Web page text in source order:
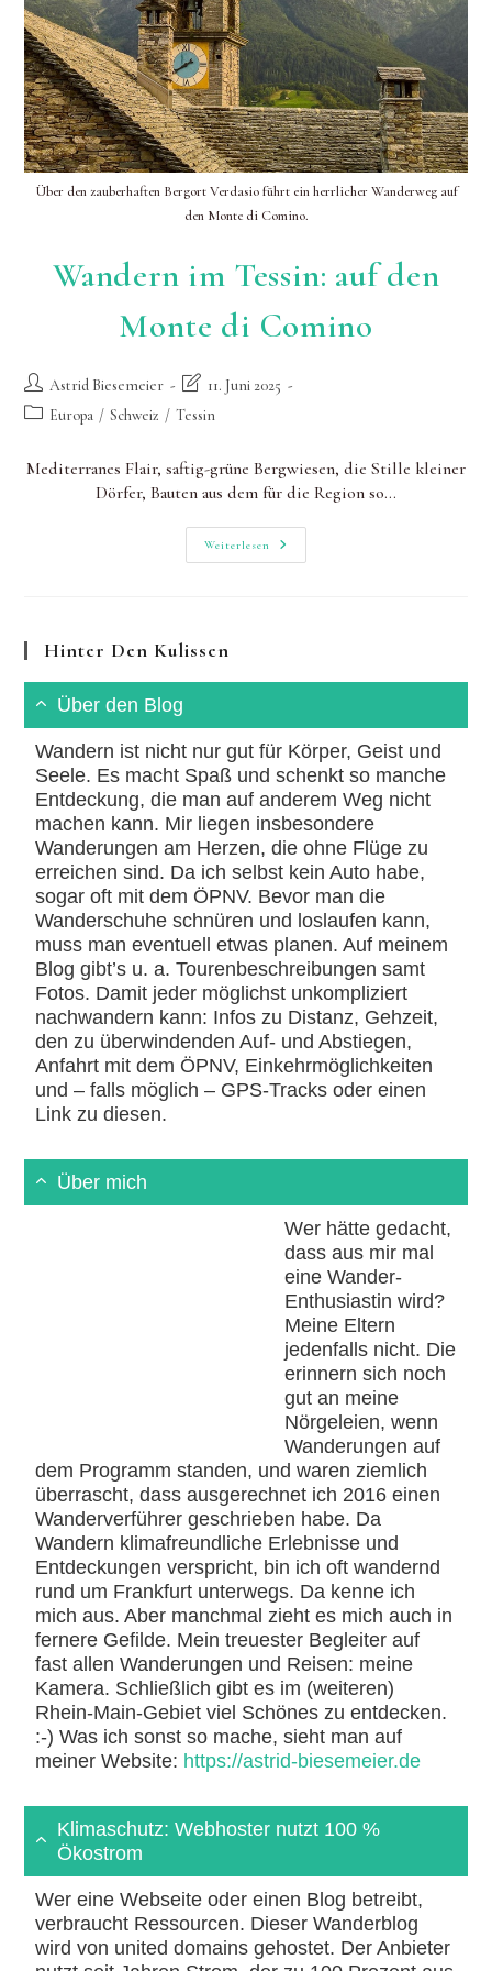
Über den zauberhaften Bergort Verdasio führt ein herrlicher Wanderweg auf
den Monte di Comino.
Wandern im Tessin: auf den
Monte di Comino
Beitrags-
Autor:
Astrid Biesemeier
Beitrag
zuletzt
11. Juni 2025
Beitrags-
Europa / Schweiz / Tessin
Mediterranes Flair, saftig-grüne Bergwiesen, die Stille kleiner
Dörfer, Bauten aus dem für die Region so…
Weiterlesen
Wandern
Im
Hinter Den Kulissen
Über den Blog
Wandern ist nicht nur gut für Körper, Geist und
Seele. Es macht Spaß und schenkt so manche
Entdeckung, die man auf anderem Weg nicht
machen kann. Mir liegen insbesondere
Wanderungen am Herzen, die ohne Flüge zu
erreichen sind. Da ich selbst kein Auto habe,
sogar oft mit dem ÖPNV. Bevor man die
Wanderschuhe schnüren und loslaufen kann,
muss man eventuell etwas planen. Auf meinem
Blog gibt’s u. a. Tourenbeschreibungen samt
Fotos. Damit jeder möglichst unkompliziert
nachwandern kann: Infos zu Distanz, Gehzeit,
den zu überwindenden Auf- und Abstiegen,
Anfahrt mit dem ÖPNV, Einkehrmöglichkeiten
und – falls möglich – GPS-Tracks oder einen
Link zu diesen.
Über mich
Wer hätte gedacht,
dass aus mir mal
eine Wander-
Enthusiastin wird?
Meine Eltern
jedenfalls nicht. Die
erinnern sich noch
gut an meine
Nörgeleien, wenn
Wanderungen auf
dem Programm standen, und waren ziemlich
überrascht, dass ausgerechnet ich 2016 einen
Wanderverführer geschrieben habe. Da
Wandern klimafreundliche Erlebnisse und
Entdeckungen verspricht, bin ich oft wandernd
rund um Frankfurt unterwegs. Da kenne ich
mich aus. Aber manchmal zieht es mich auch in
fernere Gefilde. Mein treuester Begleiter auf
fast allen Wanderungen und Reisen: meine
Kamera. Schließlich gibt es im (weiteren)
Rhein-Main-Gebiet viel Schönes zu entdecken.
:-) Was ich sonst so mache, sieht man auf
meiner Website: https://astrid-biesemeier.de
Klimaschutz: Webhoster nutzt 100 %
Ökostrom
Wer eine Webseite oder einen Blog betreibt,
verbraucht Ressourcen. Dieser Wanderblog
wird von united domains gehostet. Der Anbieter